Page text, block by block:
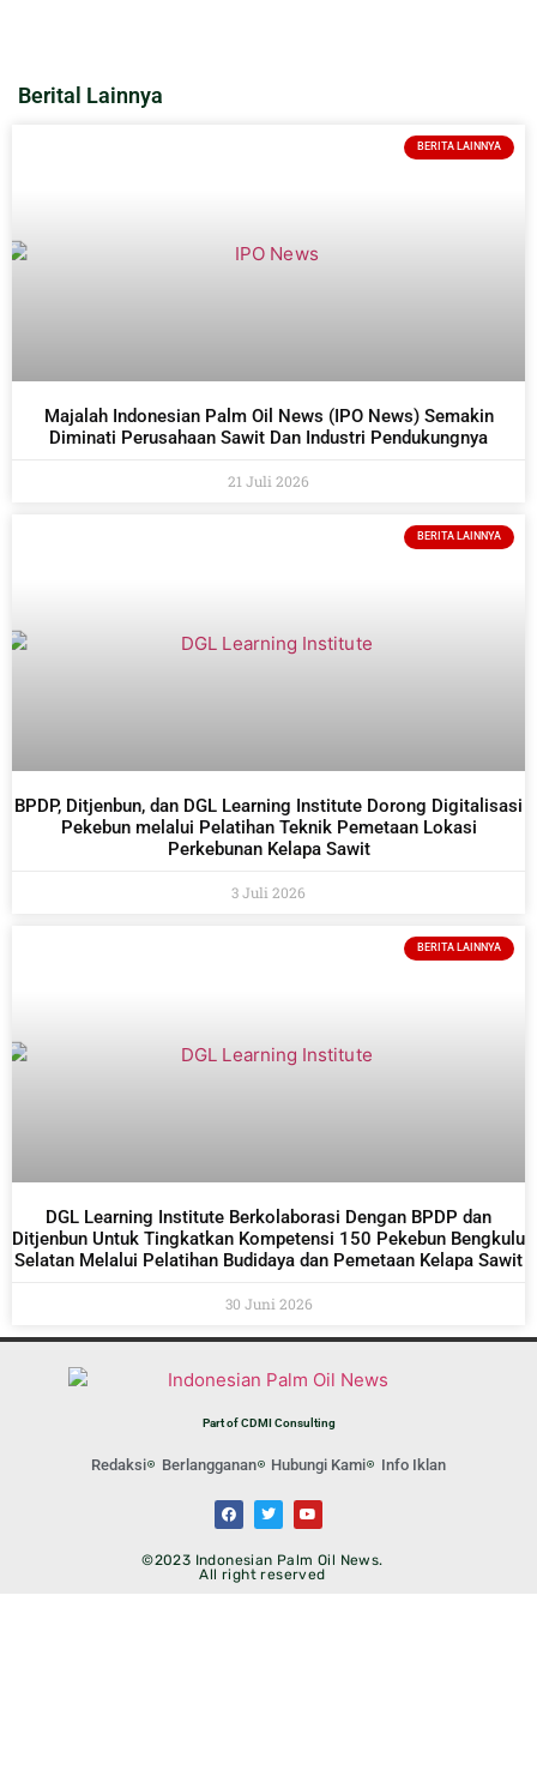
Berital Lainnya
BERITA LAINNYA
Majalah Indonesian Palm Oil News (IPO News) Semakin
Diminati Perusahaan Sawit Dan Industri Pendukungnya
21 Juli 2026
BERITA LAINNYA
BPDP, Ditjenbun, dan DGL Learning Institute Dorong Digitalisasi
Pekebun melalui Pelatihan Teknik Pemetaan Lokasi
Perkebunan Kelapa Sawit
3 Juli 2026
BERITA LAINNYA
DGL Learning Institute Berkolaborasi Dengan BPDP dan
Ditjenbun Untuk Tingkatkan Kompetensi 150 Pekebun Bengkulu
Selatan Melalui Pelatihan Budidaya dan Pemetaan Kelapa Sawit
30 Juni 2026
Part of CDMI Consulting
Redaksi Berlangganan Hubungi Kami Info Iklan
©2023 Indonesian Palm Oil News.
All right reserved